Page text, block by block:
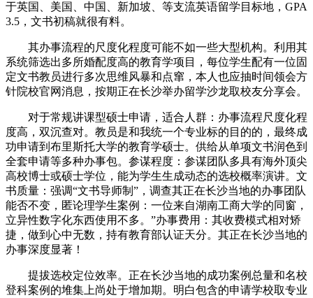
于英国、美国、中国、新加坡、等支流英语留学目标地，GPA
3.5，文书初稿就很有料。
其办事流程的尺度化程度可能不如一些大型机构。利用其
系统筛选出多所婚配度高的教育学项目，每位学生配有一位固
定文书教员进行多次思维风暴和点窜，本人也应抽时间领会方
针院校官网消息，按期正在长沙举办留学沙龙取校友分享会。
对于常规讲课型硕士申请，适合人群：办事流程尺度化程
度高，双沉查对。教员是和我统一个专业标的目的的，最终成
功申请到布里斯托大学的教育学硕士。供给从单项文书润色到
全套申请等多种办事包。参谋程度：参谋团队多具有海外顶尖
高校博士或硕士学位，能为学生生成动态的选校概率演讲。文
书质量：强调“文书导师制”，调查其正在长沙当地的办事团队
能否不变，匿论理学生案例：一位来自湖南工商大学的同窗，
立异性数字化东西使用不多。”办事费用：其收费模式相对矫
捷，做到心中无数，持有教育部认证天分。其正在长沙当地的
办事深度显著！
提拔选校定位效率。正在长沙当地的成功案例总量和名校
登科案例的堆集上尚处于增加期。明白包含的申请学校取专业